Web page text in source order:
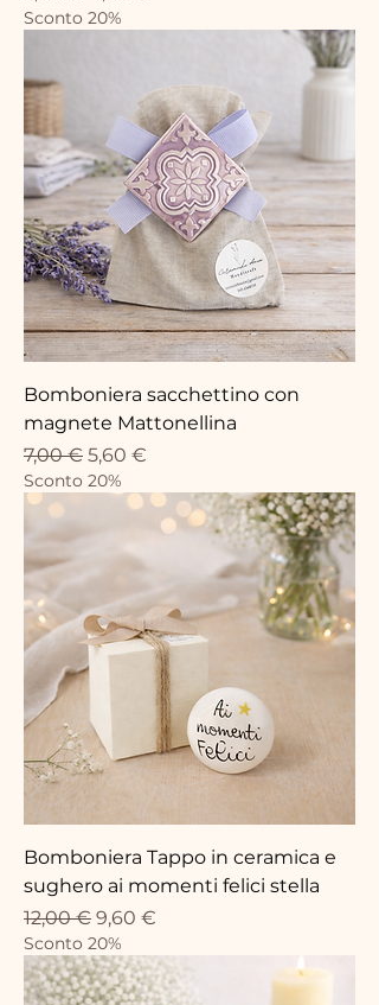
Sconto 20%
Bomboniera sacchettino con
magnete Mattonellina
Standardpreis
7,00 € Sale-Preis
5,60 €
Sconto 20%
Bomboniera Tappo in ceramica e
sughero ai momenti felici stella
Standardpreis
12,00 € Sale-Preis
9,60 €
Sconto 20%